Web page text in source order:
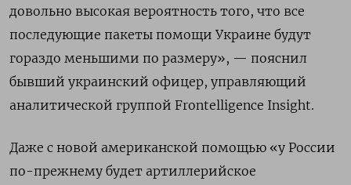
довольно высокая вероятность того, что все
последующие пакеты помощи Украине будут
гораздо меньшими по размеру», — пояснил
бывший украинский офицер, управляющий
аналитической группой Frontelligence Insight.
Даже с новой американской помощью «у России
по-прежнему будет артиллерийское